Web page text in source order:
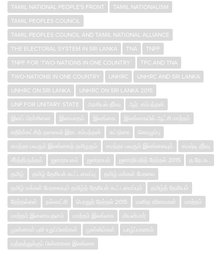
TAMIL NATIONAL PEOPLE'S FRONT
TAMIL NATIONALISM
TAMIL PEOPLES COUNCIL
TAMIL PEOPLES COUNCIL AND TAMIL NATIONAL ALLIANCE
THE ELECTORAL SYSTEM IN SRI LANKA
TNA
TNPF
TNPF FOR ‘TWO-NATIONS IN ONE COUNTRY’
TPC AND TNA
TWO-NATIONS IN ONE COUNTRY
UNHRC
UNHRC AND SRI LANKA
UNHRC ON SRI LANKA
UNHRC ON SRI LANKA 2015
UNP FOR UNITARY STATE
அரசியல் தீர்வு
ஆர். சம்பந்தன்
இனப் பிரச்சினை
இனவாதம் இலங்கை
இலங்கையில் ஆட்சி மாற்றம்
எதிர்க்கட்சித் தலைவர் இரா. சம்பந்தன்
கட்டுரை
கொழும்பு
சமந்தா பவரும் இலங்கைத் தமிழரும்
சமந்தா பவரும் இலங்கையும்
சமஷ்டி தீர்வு
சீர்த்திருத்தம்
ஜனநாயகம் ஜனநாயம் ஜனாதிபதித் தேர்தல் 2015
த.தே.கூ.
தமிழ்
தமிழ் தேசியக் கூட்டமைப்பு
தமிழ் மக்கள் பேரவை
தமிழ் மக்கள் பேரவையும் தமிழ்த் தேசியக் கூட்டமைப்பும்
தமிழ்த் தேசியம்
தேர்தல்கள்
நல்லாட்சி பொதுத் தேர்தல் 2015 மனித உரிமைகள்
மாற்றம்
மாற்றம் இணையதளம்
மாற்றம் இலங்கை
மியன்மார்
முன்னாள் புலி உறுப்பினர்கள்
முஸ்லிம்கள்
யாழ்ப்பாணம்
யுத்தத்துக்குப் பின்னரான இலங்கை